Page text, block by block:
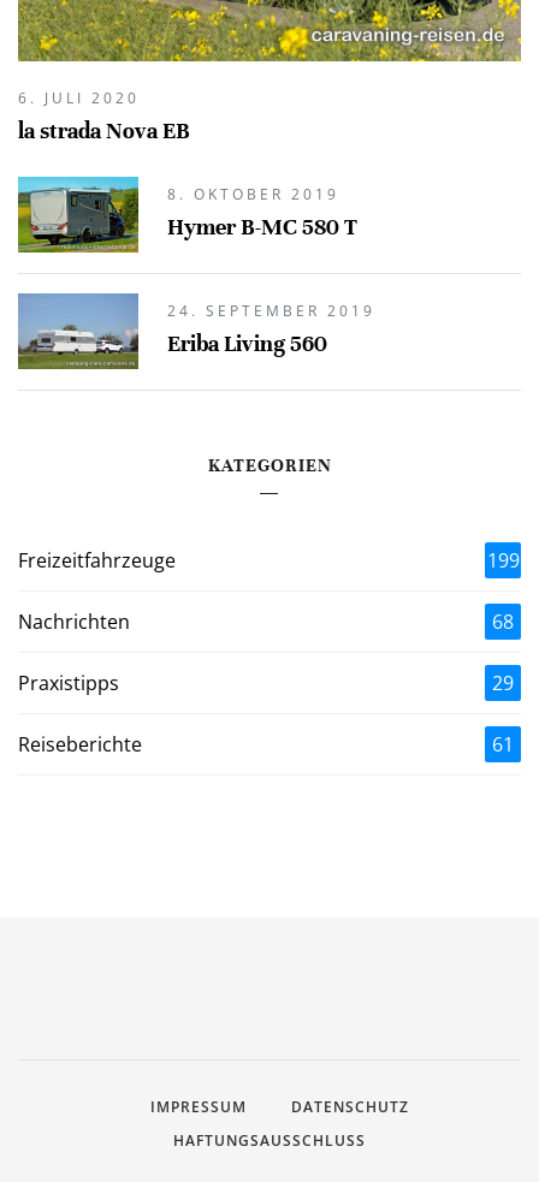
6. JULI 2020
la strada Nova EB
8. OKTOBER 2019
Hymer B-MC 580 T
24. SEPTEMBER 2019
Eriba Living 560
KATEGORIEN
Freizeitfahrzeuge 199
Nachrichten 68
Praxistipps 29
Reiseberichte 61
IMPRESSUM
DATENSCHUTZ
HAFTUNGSAUSSCHLUSS